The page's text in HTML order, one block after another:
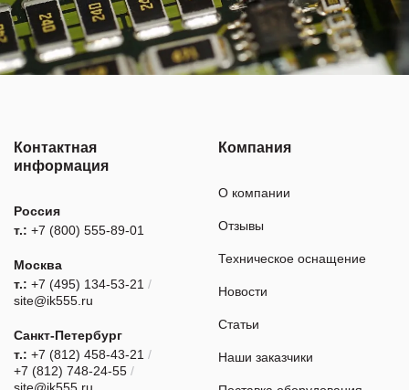
Контактная
информация
Россия
т.: +7 (800) 555-89-01
Москва
т.: +7 (495) 134-53-21 /
site@ik555.ru
Санкт-Петербург
т.: +7 (812) 458-43-21 /
+7 (812) 748-24-55 /
Компания
О компании
Отзывы
Техническое оснащение
Новости
Статьи
Наши заказчики